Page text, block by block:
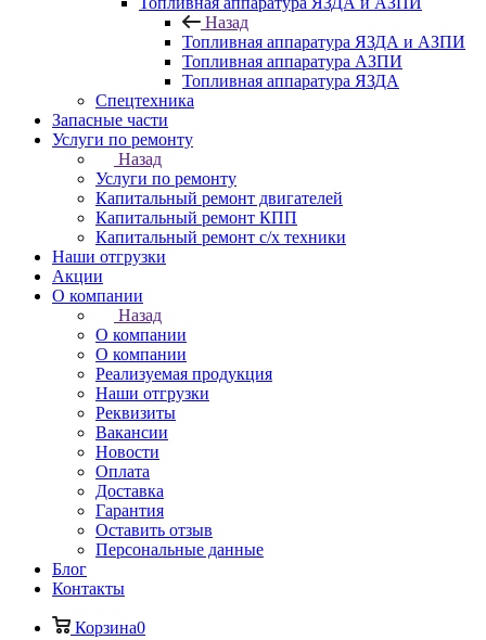
Назад
Топливная аппаратура ЯЗДА и АЗПИ
Топливная аппаратура АЗПИ
Топливная аппаратура ЯЗДА
Спецтехника
Запасные части
Услуги по ремонту
Назад
Услуги по ремонту
Капитальный ремонт двигателей
Капитальный ремонт КПП
Капитальный ремонт с/х техники
Наши отгрузки
Акции
О компании
Назад
О компании
О компании
Реализуемая продукция
Наши отгрузки
Реквизиты
Вакансии
Новости
Оплата
Доставка
Гарантия
Оставить отзыв
Персональные данные
Блог
Контакты
Корзина0